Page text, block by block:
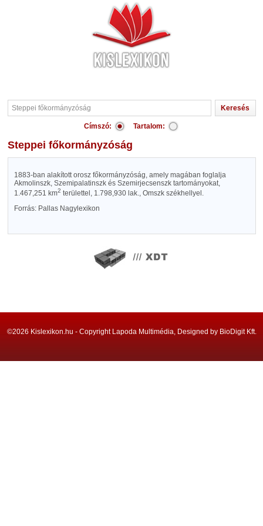
Címszó: Tartalom:
Steppei főkormányzóság
1883-ban alakított orosz főkormányzóság, amely magában foglalja
Akmolinszk, Szemipalatinszk és Szemirjecsenszk tartományokat,
1.467,251 km2 területtel, 1.798,930 lak., Omszk székhellyel.
Forrás: Pallas Nagylexikon
©2026 Kislexikon.hu - Copyright Lapoda Multimédia, Designed by BioDigit Kft.